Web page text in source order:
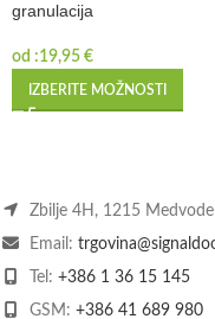
granulacija
od :19,95 €
IZBERITE MOŽNOSTI
Zbilje 4H, 1215 Medvode
Email:
Tel: +386 1 36 15 145
GSM: +386 41 689 980